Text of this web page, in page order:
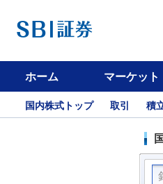
ホーム マーケット
国内株式トップ 取引 積